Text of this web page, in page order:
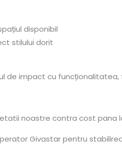
disponibil
stilului dorit
de impact cu
noastre contra cost
Givastar pentru